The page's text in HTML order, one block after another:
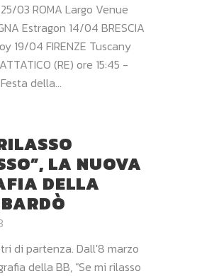
03 ROMA Largo Venue
Estragon 14/04 BRESCIA
19/04 FIRENZE Tuscany
(RE) ore 15:45 -
della...
LA NUOVA
DELLA
di partenza. Dall'8 marzo
della BB, "Se mi rilasso